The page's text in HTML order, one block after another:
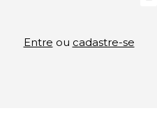
Entre ou cadastre-se